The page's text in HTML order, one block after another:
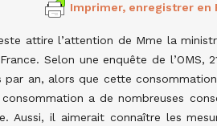
Imprimer, enregistrer en
attire l’attention de Mme la
Selon une enquête de l’OMS,
par an, alors que cette
a de nombreuses
Aussi, il aimerait connaître les